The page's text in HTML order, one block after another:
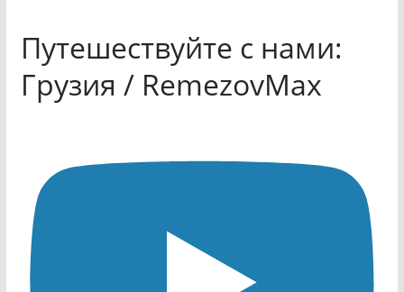
Путешествуйте с нами:
Грузия / RemezovMax